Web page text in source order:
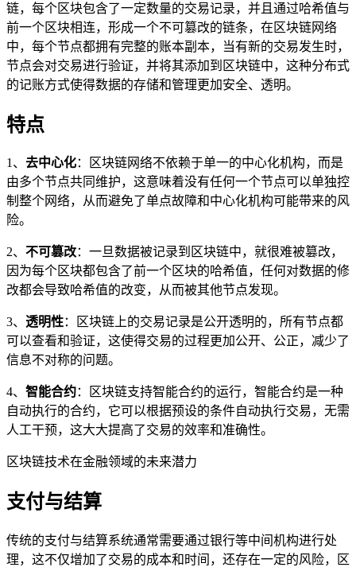
链，每个区块包含了一定数量的交易记录，并且通过哈希值与
前一个区块相连，形成一个不可篡改的链条，在区块链网络
中，每个节点都拥有完整的账本副本，当有新的交易发生时，
节点会对交易进行验证，并将其添加到区块链中，这种分布式
的记账方式使得数据的存储和管理更加安全、透明。
特点
1、 去中心化：区块链网络不依赖于单一的中心化机构，而是
由多个节点共同维护，这意味着没有任何一个节点可以单独控
制整个网络，从而避免了单点故障和中心化机构可能带来的风
险。
2、 不可篡改：一旦数据被记录到区块链中，就很难被篡改，
因为每个区块都包含了前一个区块的哈希值，任何对数据的修
改都会导致哈希值的改变，从而被其他节点发现。
3、 透明性：区块链上的交易记录是公开透明的，所有节点都
可以查看和验证，这使得交易的过程更加公开、公正，减少了
信息不对称的问题。
4、 智能合约：区块链支持智能合约的运行，智能合约是一种
自动执行的合约，它可以根据预设的条件自动执行交易，无需
人工干预，这大大提高了交易的效率和准确性。
区块链技术在金融领域的未来潜力
支付与结算
传统的支付与结算系统通常需要通过银行等中间机构进行处
理，这不仅增加了交易的成本和时间，还存在一定的风险，区